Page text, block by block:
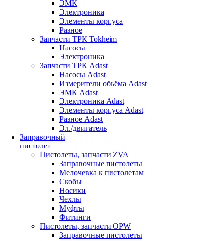
ЭМК
Электроника
Элементы корпуса
Разное
Запчасти ТРК Tokheim
Насосы
Электроника
Запчасти ТРК Adast
Насосы Adast
Измерители объёма Adast
ЭМК Adast
Электроника Adast
Элементы корпуса Adast
Разное Adast
Эл./двигатель
Заправочный
пистолет
Пистолеты, запчасти ZVA
Заправочные пистолеты
Мелочевка к пистолетам
Скобы
Носики
Чехлы
Муфты
Фитинги
Пистолеты, запчасти OPW
Заправочные пистолеты